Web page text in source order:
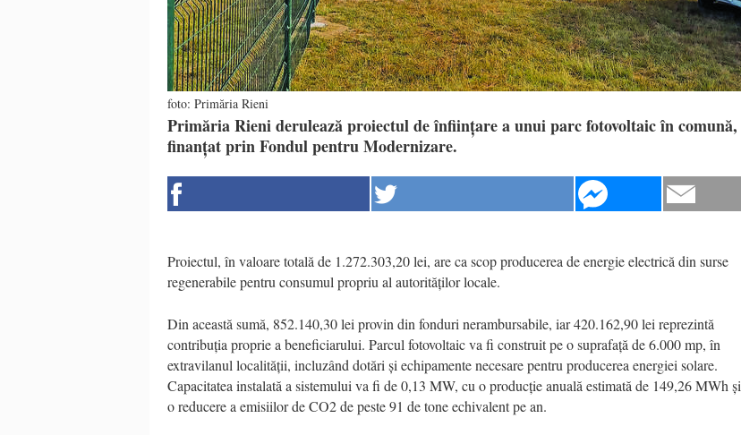
foto: Primăria Rieni
Primăria Rieni derulează proiectul de înființare a unui parc fotovoltaic în comună,
finanțat prin Fondul pentru Modernizare.
Proiectul, în valoare totală de 1.272.303,20 lei, are ca scop producerea de energie electrică din surse
regenerabile pentru consumul propriu al autorităților locale.
Din această sumă, 852.140,30 lei provin din fonduri nerambursabile, iar 420.162,90 lei reprezintă
contribuția proprie a beneficiarului. Parcul fotovoltaic va fi construit pe o suprafață de 6.000 mp, în
extravilanul localității, incluzând dotări și echipamente necesare pentru producerea energiei solare.
Capacitatea instalată a sistemului va fi de 0,13 MW, cu o producție anuală estimată de 149,26 MWh și
o reducere a emisiilor de CO2 de peste 91 de tone echivalent pe an.